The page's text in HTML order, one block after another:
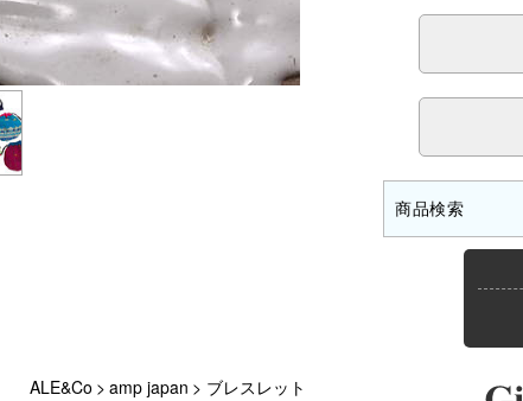
ALE&Co > amp japan > ブレスレット